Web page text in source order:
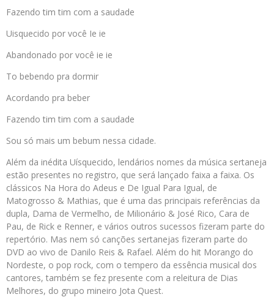
Fazendo tim tim com a saudade
Uisquecido por você Ie ie
Abandonado por você ie ie
To bebendo pra dormir
Acordando pra beber
Fazendo tim tim com a saudade
Sou só mais um bebum nessa cidade.
Além da inédita Uísquecido, lendários nomes da música sertaneja
estão presentes no registro, que será lançado faixa a faixa. Os
clássicos Na Hora do Adeus e De Igual Para Igual, de
Matogrosso & Mathias, que é uma das principais referências da
dupla, Dama de Vermelho, de Milionário & José Rico, Cara de
Pau, de Rick e Renner, e vários outros sucessos fizeram parte do
repertório. Mas nem só canções sertanejas fizeram parte do
DVD ao vivo de Danilo Reis & Rafael. Além do hit Morango do
Nordeste, o pop rock, com o tempero da essência musical dos
cantores, também se fez presente com a releitura de Dias
Melhores, do grupo mineiro Jota Quest.